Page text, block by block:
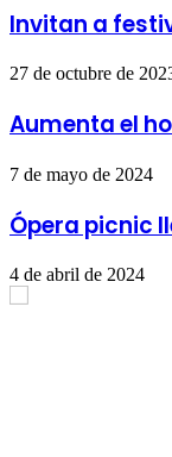
Invitan a
27 de octubre de
Aumenta el
7 de mayo de 2024
Ópera picnic
4 de abril de 2024